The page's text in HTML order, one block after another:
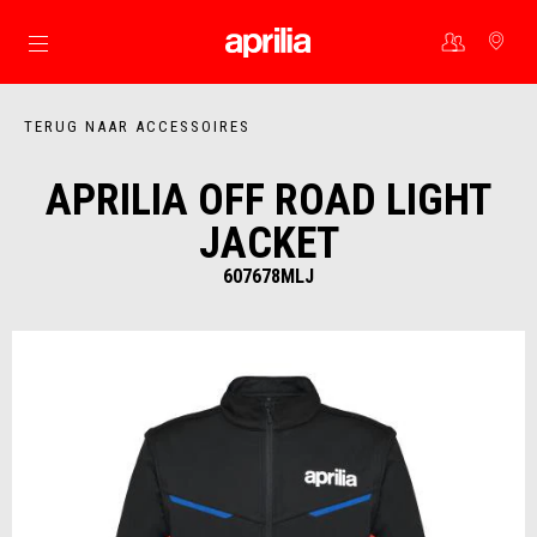
Ga naar de hoofdcontent
TERUG NAAR ACCESSOIRES
APRILIA OFF ROAD LIGHT
JACKET
607678MLJ